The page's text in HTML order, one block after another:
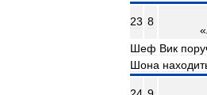
23 8
«
Шеф Вик
Шона